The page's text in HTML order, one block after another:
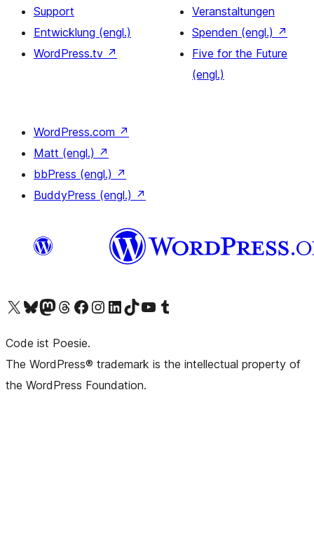
Support
Entwicklung (engl.)
WordPress.tv ↗
Veranstaltungen
Spenden (engl.) ↗
Five for the Future
(engl.)
WordPress.com ↗
Matt (engl.) ↗
bbPress (engl.) ↗
BuddyPress (engl.) ↗
Unser X-Konto (früher Twitter) besuchen
Unser Bluesky-Konto besuchen
Unser Mastodon-Konto besuchen
Unser Threads-Konto besuchen
Unsere Facebook-Seite besuchen
Unser Instagram-Konto besuchen
Unser LinkedIn-Konto besuchen
Unser TikTok-Konto besuchen
Unseren YouTube-Kanal besuchen
Unser Tumblr-Konto besuchen
Code ist Poesie.
The WordPress® trademark is the intellectual property of
the WordPress Foundation.